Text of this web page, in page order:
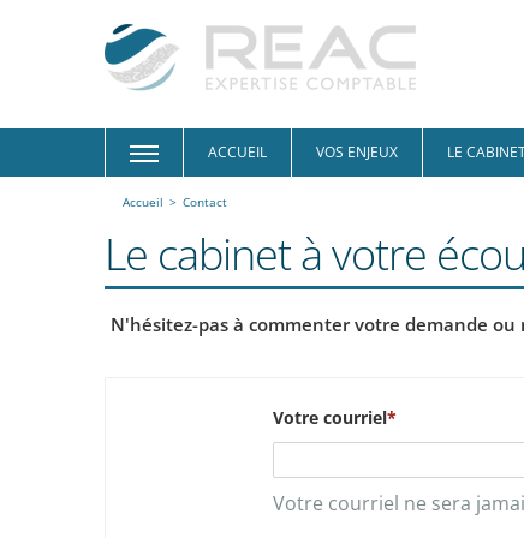
ACCUEIL VOS ENJEUX LE
Accueil > Contact
Le cabinet à votre
N'hésitez-pas à commenter votre demande
Votre courriel
Votre courriel ne sera